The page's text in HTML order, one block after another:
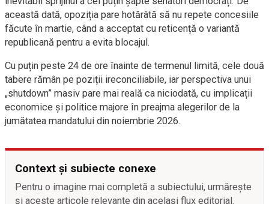
această dată, opoziția pare hotărâtă să nu repete concesiile
făcute în martie, când a acceptat cu reticență o variantă
republicană pentru a evita blocajul.
Cu puțin peste 24 de ore înainte de termenul limită, cele două
tabere rămân pe poziții ireconciliabile, iar perspectiva unui
„shutdown” masiv pare mai reală ca niciodată, cu implicații
economice și politice majore în preajma alegerilor de la
jumătatea mandatului din noiembrie 2026.
Context și subiecte conexe
Pentru o imagine mai completă a subiectului, urmărește
și aceste articole relevante din același flux editorial.